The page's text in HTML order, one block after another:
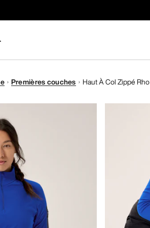
Premières couches Haut À Col Zippé Rho